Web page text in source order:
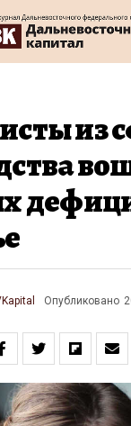
из
Опубликовано